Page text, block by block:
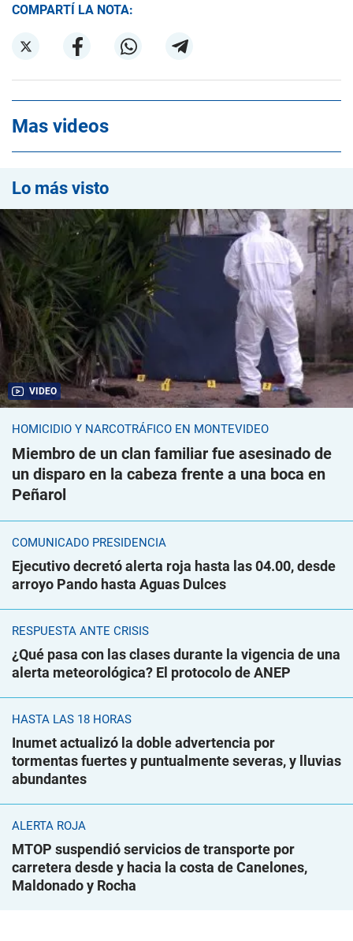
COMPARTÍ LA NOTA:
Mas videos
Lo más visto
VIDEO
HOMICIDIO Y NARCOTRÁFICO EN MONTEVIDEO
Miembro de un clan familiar fue asesinado de
un disparo en la cabeza frente a una boca en
Peñarol
COMUNICADO PRESIDENCIA
Ejecutivo decretó alerta roja hasta las 04.00, desde
arroyo Pando hasta Aguas Dulces
RESPUESTA ANTE CRISIS
¿Qué pasa con las clases durante la vigencia de una
alerta meteorológica? El protocolo de ANEP
HASTA LAS 18 HORAS
Inumet actualizó la doble advertencia por
tormentas fuertes y puntualmente severas, y lluvias
abundantes
ALERTA ROJA
MTOP suspendió servicios de transporte por
carretera desde y hacia la costa de Canelones,
Maldonado y Rocha